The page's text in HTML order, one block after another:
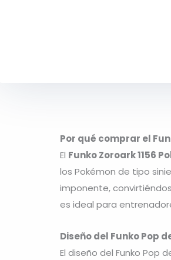
Por qué comprar el
El Funko Zoroark 1156
los Pokémon de tipo
imponente,
es ideal para
Diseño del Funko Pop
El diseño del Funko Pop